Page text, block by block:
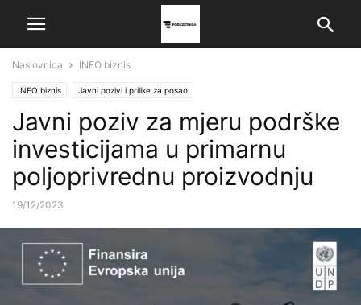
Naslovnica INFO biznis
INFO biznis Javni pozivi i prilike za posao
Javni poziv za mjeru podrške
investicijama u primarnu
poljoprivrednu proizvodnju
19/12/2023